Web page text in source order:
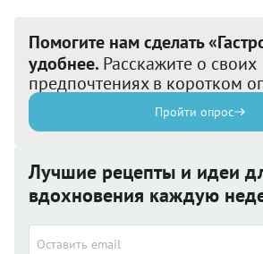
Помогите нам сделать
удобнее. Расскажите о своих
предпочтениях в коротком
Пройти опрос
Лучшие рецепты и идеи
вдохновения каждую